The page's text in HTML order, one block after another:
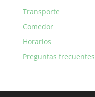
Transporte
Comedor
Horarios
Preguntas frecuentes